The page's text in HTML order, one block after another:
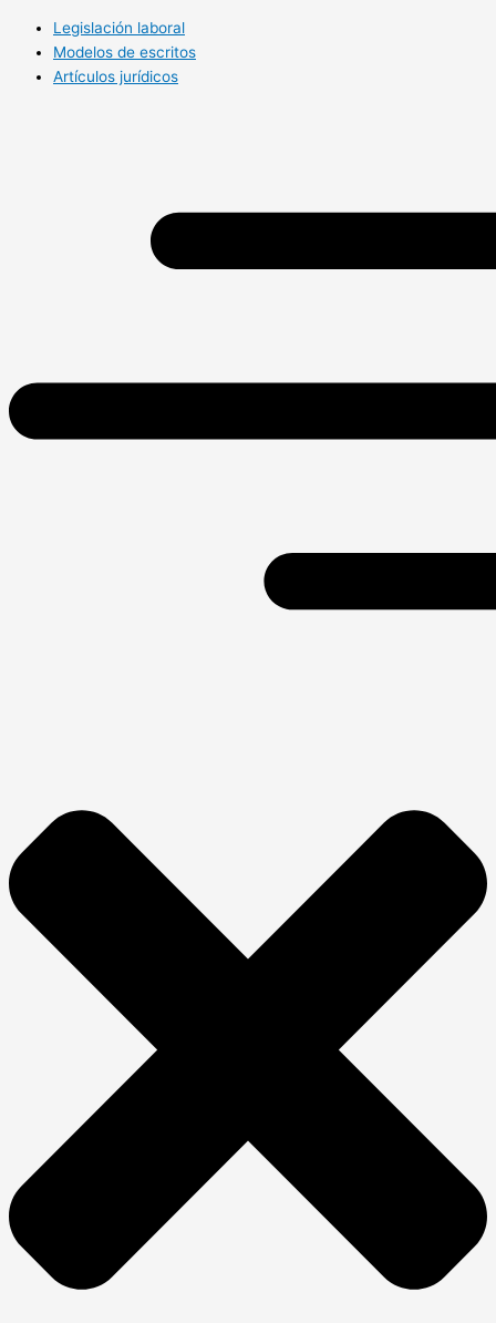
Legislación laboral
Modelos de escritos
Artículos jurídicos